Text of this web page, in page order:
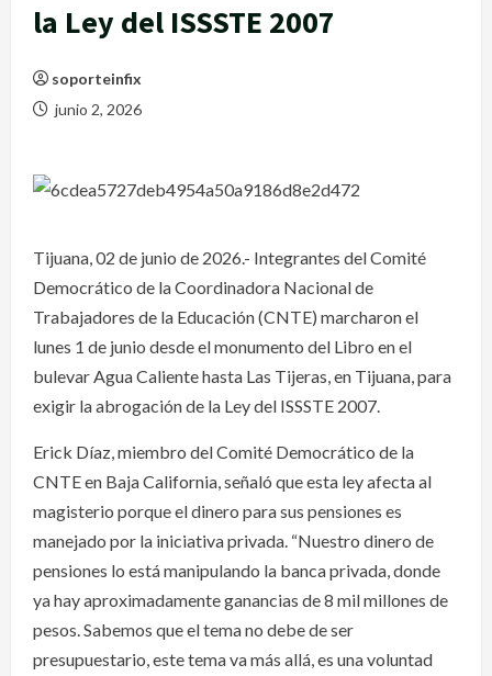
la Ley del ISSSTE 2007
soporteinfix
junio 2, 2026
Tijuana, 02 de junio de 2026.- Integrantes del Comité
Democrático de la Coordinadora Nacional de
Trabajadores de la Educación (CNTE) marcharon el
lunes 1 de junio desde el monumento del Libro en el
bulevar Agua Caliente hasta Las Tijeras, en Tijuana, para
exigir la abrogación de la Ley del ISSSTE 2007.
Erick Díaz, miembro del Comité Democrático de la
CNTE en Baja California, señaló que esta ley afecta al
magisterio porque el dinero para sus pensiones es
manejado por la iniciativa privada. “Nuestro dinero de
pensiones lo está manipulando la banca privada, donde
ya hay aproximadamente ganancias de 8 mil millones de
pesos. Sabemos que el tema no debe de ser
presupuestario, este tema va más allá, es una voluntad